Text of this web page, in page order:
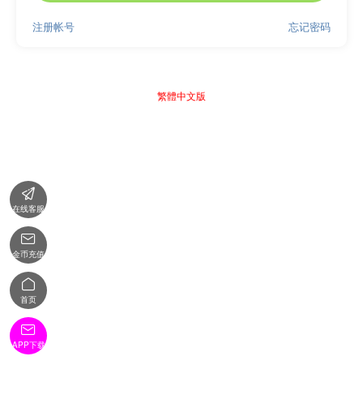
忘记密码
注册帐号
繁體中文版

在线客服

金币充值

首页

APP下载